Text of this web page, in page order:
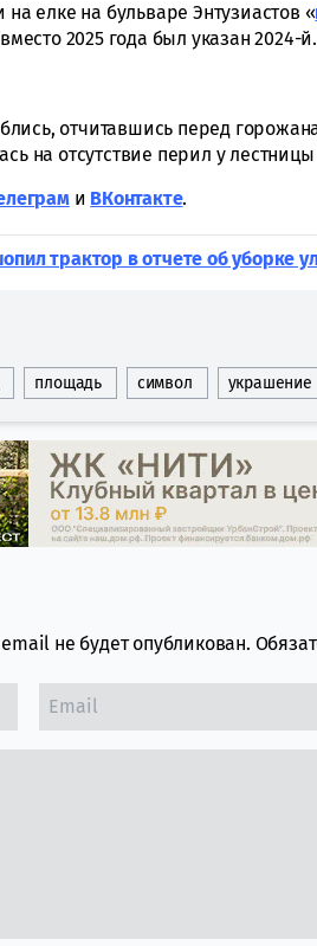
елке на бульваре Энтузиастов «
2025 года был указан 2024-й.
отчитавшись перед
на отсутствие перил у
и ВКонтакте.
трактор в отчете об уборке
площадь символ украшение
не будет опубликован.